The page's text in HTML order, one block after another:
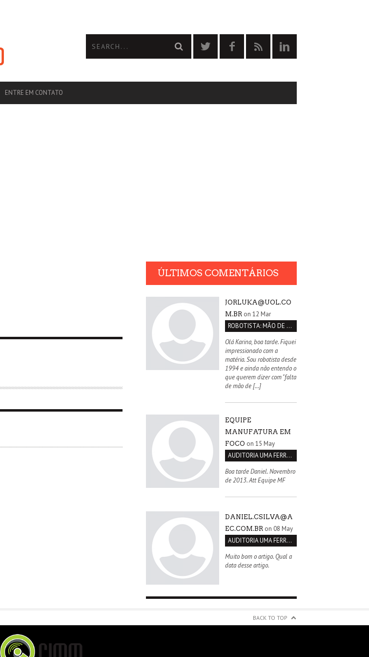
ENTRE EM CONTATO
ÚLTIMOS COMENTÁRIOS
JORLUKA@UOL.CO
M.BR on 12 Mar
ROBOTISTA: MÃO DE OBRA QUALIFICADA INEXISTENTE NO BRASIL
Olá Karina, boa tarde. Fiquei
impressionado com a
matéria. Sou robotista desde
1994 e ainda não entendo o
que querem dizer com "falta
de mão de […]
EQUIPE
MANUFATURA EM
FOCO on 15 May
AUDITORIA UMA FERRAMENTA PARA MELHORIA CONTÍNUA
Boa tarde Daniel. Novembro
de 2013. Att Equipe MF
DANIEL.CSILVA@A
EC.COM.BR on 08 May
AUDITORIA UMA FERRAMENTA PARA MELHORIA CONTÍNUA
Muito bom o artigo. Qual a
data desse artigo.
BACK TO TOP